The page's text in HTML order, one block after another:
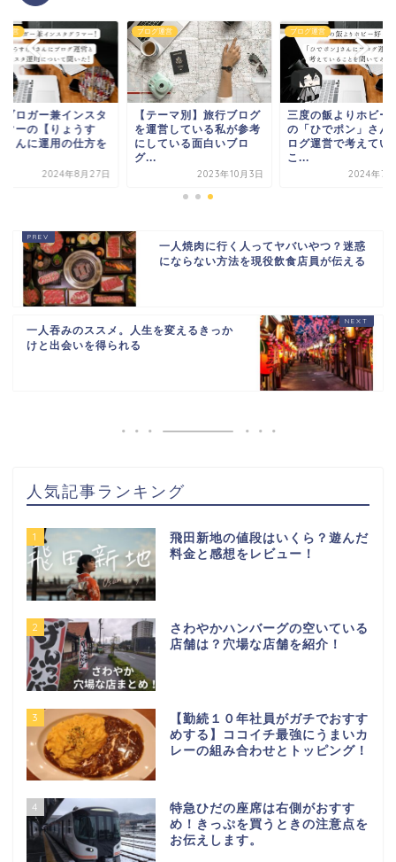
運営
ブロガー兼インスタ
マーの【りょうす
さんに運用の仕方を
2024年8月27日
ブログ運営
【テーマ別】旅行ブログ
を運営している私が参考
にしている面白いブロ
グ...
2023年10月3日
ブログ運営
三度の飯よりホビー
の「ひでポン」さん
ログ運営で考えてい
こ...
2024年7
一人焼肉に行く人ってヤバいやつ？迷惑
にならない方法を現役飲食店員が伝える
一人吞みのススメ。人生を変えるきっか
けと出会いを得られる
人気記事ランキング
1
飛田新地の値段はいくら？遊んだ
料金と感想をレビュー！
2
さわやかハンバーグの空いている
店舗は？穴場な店舗を紹介！
3
【勤続１０年社員がガチでおすす
めする】ココイチ最強にうまいカ
レーの組み合わせとトッピング！
4
特急ひだの座席は右側がおすす
め！きっぷを買うときの注意点を
お伝えします。